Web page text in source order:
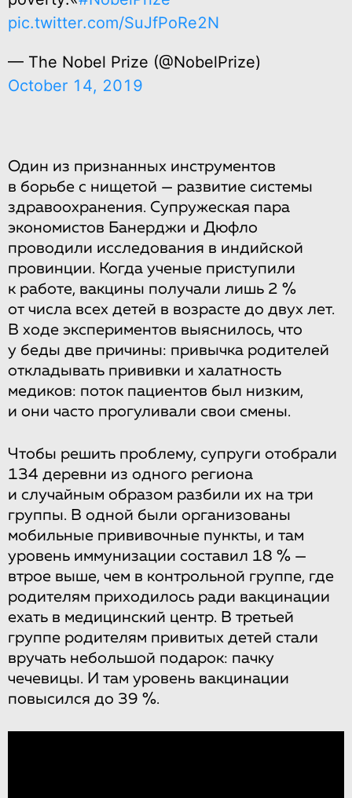
pic.twitter.com/SuJfPoRe2N
— The Nobel Prize (@NobelPrize)
October 14, 2019
Один из признанных инструментов
в борьбе с нищетой — развитие системы
здравоохранения. Cупружеская пара
экономистов Банерджи и Дюфло
проводили исследования в индийской
провинции. Когда ученые приступили
к работе, вакцины получали лишь 2 %
от числа всех детей в возрасте до двух лет.
В ходе экспериментов выяснилось, что
у беды две причины: привычка родителей
откладывать прививки и халатность
медиков: поток пациентов был низким,
и они часто прогуливали свои смены.
Чтобы решить проблему, супруги отобрали
134 деревни из одного региона
и случайным образом разбили их на три
группы. В одной были организованы
мобильные прививочные пункты, и там
уровень иммунизации составил 18 % —
втрое выше, чем в контрольной группе, где
родителям приходилось ради вакцинации
ехать в медицинский центр. В третьей
группе родителям привитых детей стали
вручать небольшой подарок: пачку
чечевицы. И там уровень вакцинации
повысился до 39 %.